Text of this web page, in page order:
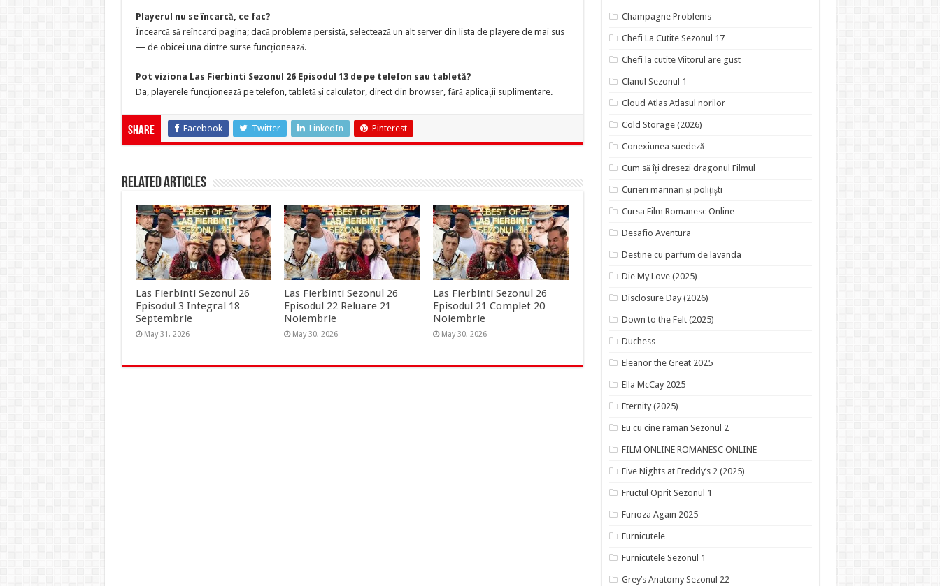
Playerul nu se încarcă, ce fac?
Încearcă să reîncarci pagina; dacă problema persistă, selectează un alt server din lista de playere de mai sus
— de obicei una dintre surse funcționează.
Pot viziona Las Fierbinti Sezonul 26 Episodul 13 de pe telefon sau tabletă?
Da, playerele funcționează pe telefon, tabletă și calculator, direct din browser, fără aplicații suplimentare.
Share Facebook Twitter LinkedIn Pinterest
Related Articles
Las Fierbinti Sezonul 26
Episodul 3 Integral 18
Septembrie
May 31, 2026
Las Fierbinti Sezonul 26
Episodul 22 Reluare 21
Noiembrie
May 30, 2026
Las Fierbinti Sezonul 26
Episodul 21 Complet 20
Noiembrie
May 30, 2026
Champagne Problems
Chefi La Cutite Sezonul 17
Chefi la cutite Viitorul are gust
Clanul Sezonul 1
Cloud Atlas Atlasul norilor
Cold Storage (2026)
Conexiunea suedeză
Cum să îți dresezi dragonul Filmul
Curieri marinari și polițiști
Cursa Film Romanesc Online
Desafio Aventura
Destine cu parfum de lavanda
Die My Love (2025)
Disclosure Day (2026)
Down to the Felt (2025)
Duchess
Eleanor the Great 2025
Ella McCay 2025
Eternity (2025)
Eu cu cine raman Sezonul 2
FILM ONLINE ROMANESC ONLINE
Five Nights at Freddy’s 2 (2025)
Fructul Oprit Sezonul 1
Furioza Again 2025
Furnicutele
Furnicutele Sezonul 1
Grey’s Anatomy Sezonul 22